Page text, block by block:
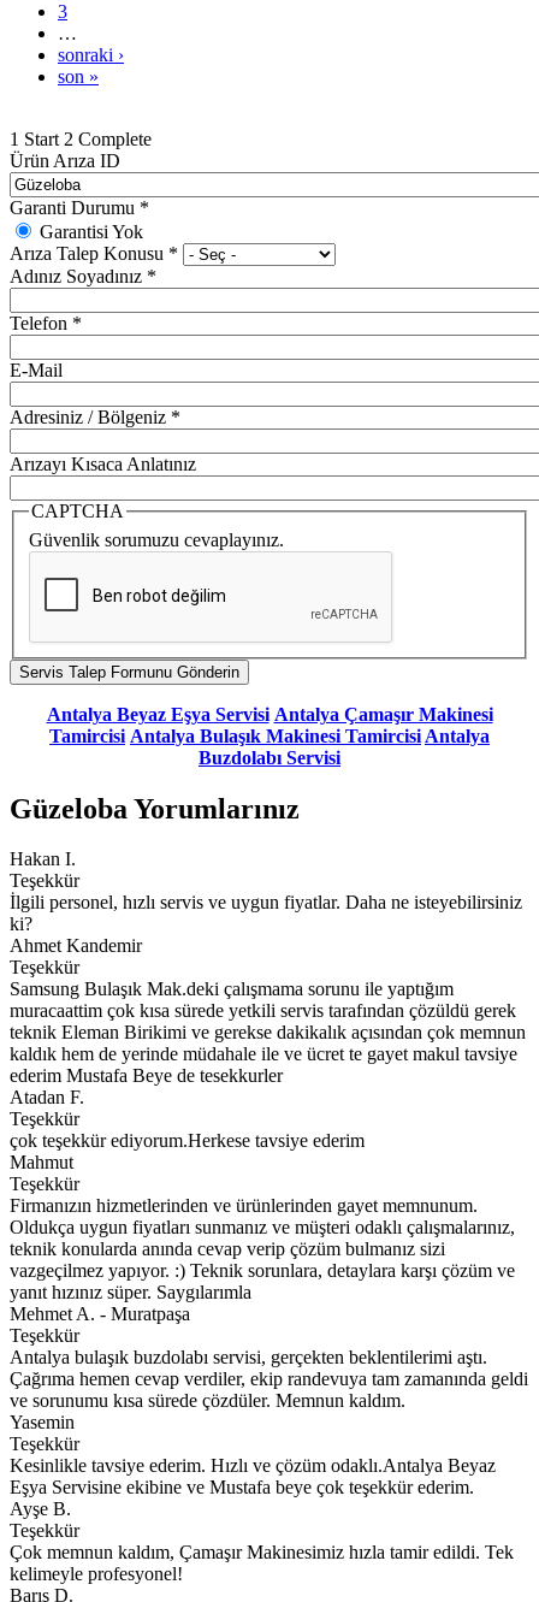
3
…
sonraki ›
son »
1 Start 2 Complete
Ürün Arıza ID
Garanti Durumu *
Garantisi Yok
Arıza Talep Konusu *
Adınız Soyadınız *
Telefon *
E-Mail
Adresiniz / Bölgeniz *
Arızayı Kısaca Anlatınız
CAPTCHA
Güvenlik sorumuzu cevaplayınız.
Antalya Beyaz Eşya Servisi Antalya Çamaşır Makinesi
Tamircisi Antalya Bulaşık Makinesi Tamircisi Antalya
Buzdolabı Servisi
Güzeloba Yorumlarınız
Hakan I.
Teşekkür
İlgili personel, hızlı servis ve uygun fiyatlar. Daha ne isteyebilirsiniz
ki?
Ahmet Kandemir
Teşekkür
Samsung Bulaşık Mak.deki çalışmama sorunu ile yaptığım
muracaattim çok kısa sürede yetkili servis tarafından çözüldü gerek
teknik Eleman Birikimi ve gerekse dakikalık açısından çok memnun
kaldık hem de yerinde müdahale ile ve ücret te gayet makul tavsiye
ederim Mustafa Beye de tesekkurler
Atadan F.
Teşekkür
çok teşekkür ediyorum.Herkese tavsiye ederim
Mahmut
Teşekkür
Firmanızın hizmetlerinden ve ürünlerinden gayet memnunum.
Oldukça uygun fiyatları sunmanız ve müşteri odaklı çalışmalarınız,
teknik konularda anında cevap verip çözüm bulmanız sizi
vazgeçilmez yapıyor. :) Teknik sorunlara, detaylara karşı çözüm ve
yanıt hızınız süper. Saygılarımla
Mehmet A. - Muratpaşa
Teşekkür
Antalya bulaşık buzdolabı servisi, gerçekten beklentilerimi aştı.
Çağrıma hemen cevap verdiler, ekip randevuya tam zamanında geldi
ve sorunumu kısa sürede çözdüler. Memnun kaldım.
Yasemin
Teşekkür
Kesinlikle tavsiye ederim. Hızlı ve çözüm odaklı.Antalya Beyaz
Eşya Servisine ekibine ve Mustafa beye çok teşekkür ederim.
Ayşe B.
Teşekkür
Çok memnun kaldım, Çamaşır Makinesimiz hızla tamir edildi. Tek
kelimeyle profesyonel!
Barış D.